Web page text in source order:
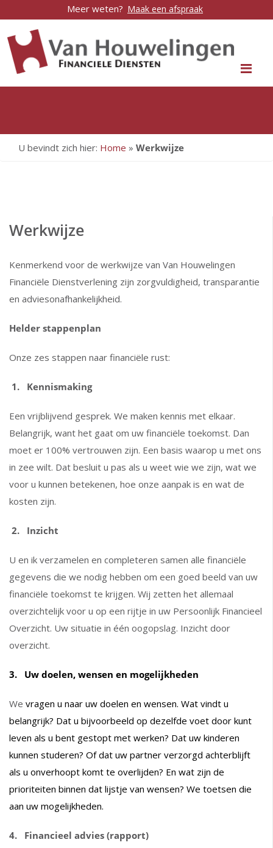
Meer weten? Maak een afspraak
U bevindt zich hier: Home » Werkwijze
Werkwijze
Kenmerkend voor de werkwijze van Van Houwelingen
Financiële Dienstverlening zijn zorgvuldigheid, transparantie
en adviesonafhankelijkheid.
Helder stappenplan
Onze zes stappen naar financiële rust:
1. Kennismaking
Een vrijblijvend gesprek. We maken kennis met elkaar.
Belangrijk, want het gaat om uw financiële toekomst. Dan
moet er 100% vertrouwen zijn. Een basis waarop u met ons
in zee wilt. Dat besluit u pas als u weet wie we zijn, wat we
voor u kunnen betekenen, hoe onze aanpak is en wat de
kosten zijn.
2. Inzicht
U en ik verzamelen en completeren samen alle financiële
gegevens die we nodig hebben om een goed beeld van uw
financiële toekomst te krijgen. Wij zetten het allemaal
overzichtelijk voor u op een rijtje in uw Persoonlijk Financieel
Overzicht. Uw situatie in één oogopslag. Inzicht door
overzicht.
3. Uw doelen, wensen en mogelijkheden
We vragen u naar uw doelen en wensen. Wat vindt u
belangrijk? Dat u bijvoorbeeld op dezelfde voet door kunt
leven als u bent gestopt met werken? Dat uw kinderen
kunnen studeren? Of dat uw partner verzorgd achterblijft
als u onverhoopt komt te overlijden? En wat zijn de
prioriteiten binnen dat lijstje van wensen? We toetsen die
aan uw mogelijkheden.
4. Financieel advies (rapport)